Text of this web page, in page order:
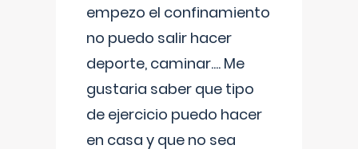
empezo el confinamiento
no puedo salir hacer
deporte, caminar.... Me
gustaria saber que tipo
de ejercicio puedo hacer
en casa y que no sea